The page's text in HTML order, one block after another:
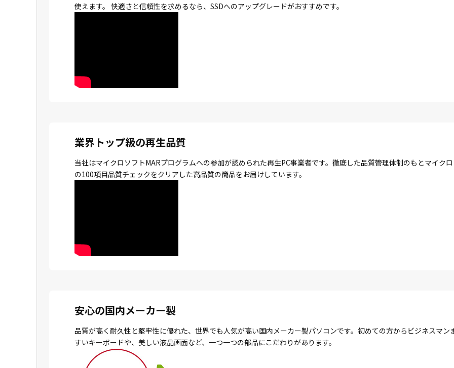
使えます。 快適さと信頼性を求めるなら、SSDへのアップグレードがおすすめです。
業界トップ級の再生品質
当社はマイクロソフトMARプログラムへの参加が認められた再生PC事業者です。徹底した品質管理体制のもとマイク
の100項目品質チェックをクリアした高品質の商品をお届けしています。
安心の国内メーカー製
品質が高く耐久性と堅牢性に優れた、世界でも人気が高い国内メーカー製パソコンです。初めての方からビジネスマ
すいキーボードや、美しい液晶画面など、一つ一つの部品にこだわりがあります。